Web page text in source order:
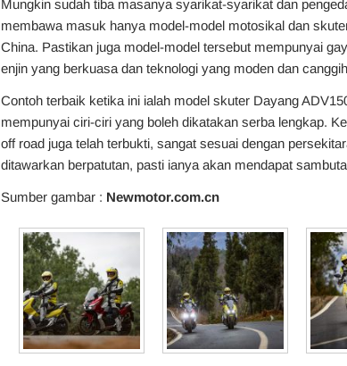
Mungkin sudah tiba masanya syarikat-syarikat dan
membawa masuk hanya model-model motosikal dan
China. Pastikan juga model-model tersebut mempunyai
enjin yang berkuasa dan teknologi yang moden dan
Contoh terbaik ketika ini ialah model skuter Dayang
mempunyai ciri-ciri yang boleh dikatakan serba lengkap.
off road juga telah terbukti, sangat sesuai dengan
ditawarkan berpatutan, pasti ianya akan mendapat
Sumber gambar : Newmotor.com.cn